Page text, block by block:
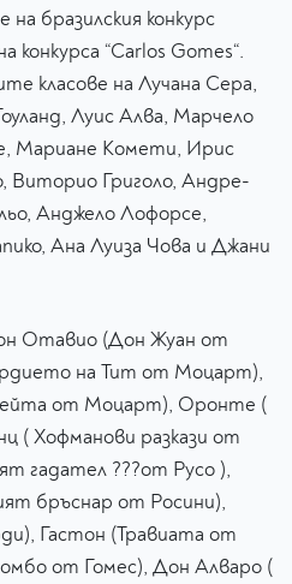
бразилския конкурс
конкурса “Carlos Gomes“.
класове на Лучана Сера,
Луис Алва, Марчело
Мариане Комети, Ирис
Виторио Григоло, Андре-
Анджело Лофорсе,
Ана Луиза Чова и Джани
Отавио (Дон Жуан от
на Тит от Моцарт),
от Моцарт), Оронте (
( Хофманови разкази от
гадател ???от Русо ),
бръснар от Росини),
Гастон (Травиата от
от Гомес), Дон Алваро (